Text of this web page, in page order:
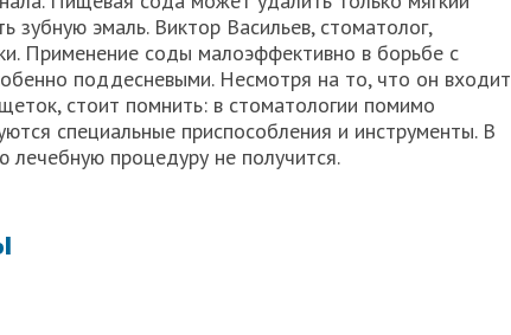
зубную эмаль. Виктор Васильев, стоматолог,
Применение соды малоэффективно в борьбе с
поддесневыми. Несмотря на то, что он входит
стоит помнить: в стоматологии помимо
специальные приспособления и инструменты. В
​​лечебную процедуру не получится.